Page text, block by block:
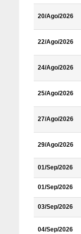
20/Ago/2026
22/Ago/2026
24/Ago/2026
25/Ago/2026
27/Ago/2026
29/Ago/2026
01/Sep/2026
01/Sep/2026
03/Sep/2026
04/Sep/2026